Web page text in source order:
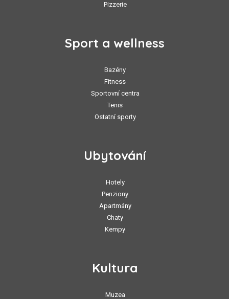
Pizzerie
Sport a wellness
Bazény
Fitness
Sportovní centra
Tenis
Ostatní sporty
Ubytování
Hotely
Penziony
Apartmány
Chaty
Kempy
Kultura
Muzea